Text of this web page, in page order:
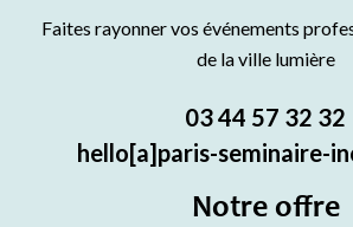
Faites rayonner vos événements
de la ville lumière
03 44 57 32 32
hello[a]paris-seminaire-
Notre offre